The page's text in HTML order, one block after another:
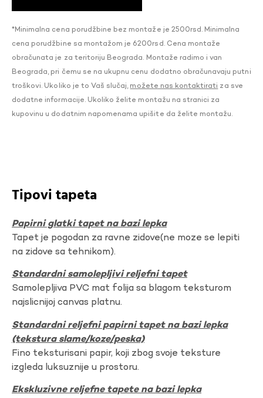
*Minimalna cena porudžbine bez montaže je 2500rsd. Minimalna
cena porudžbine sa montažom je 6200rsd. Cena montaže
obračunata je za teritoriju Beograda. Montaže radimo i van
Beograda, pri čemu se na ukupnu cenu dodatno obračunavaju putni
troškovi. Ukoliko je to Vaš slučaj, možete nas kontaktirati za sve
dodatne informacije. Ukoliko želite montažu na stranici za
kupovinu u dodatnim napomenama upišite da želite montažu.
Tipovi tapeta
Papirni glatki tapet na bazi lepka
Tapet je pogodan za ravne zidove(ne moze se lepiti
na zidove sa tehnikom).
Standardni samolepljivi reljefni tapet
Samolepljiva PVC mat folija sa blagom teksturom
najslicnijoj canvas platnu.
Standardni reljefni papirni tapet na bazi lepka
(tekstura slame/koze/peska)
Fino teksturisani papir, koji zbog svoje teksture
izgleda luksuznije u prostoru.
Ekskluzivne reljefne tapete na bazi lepka